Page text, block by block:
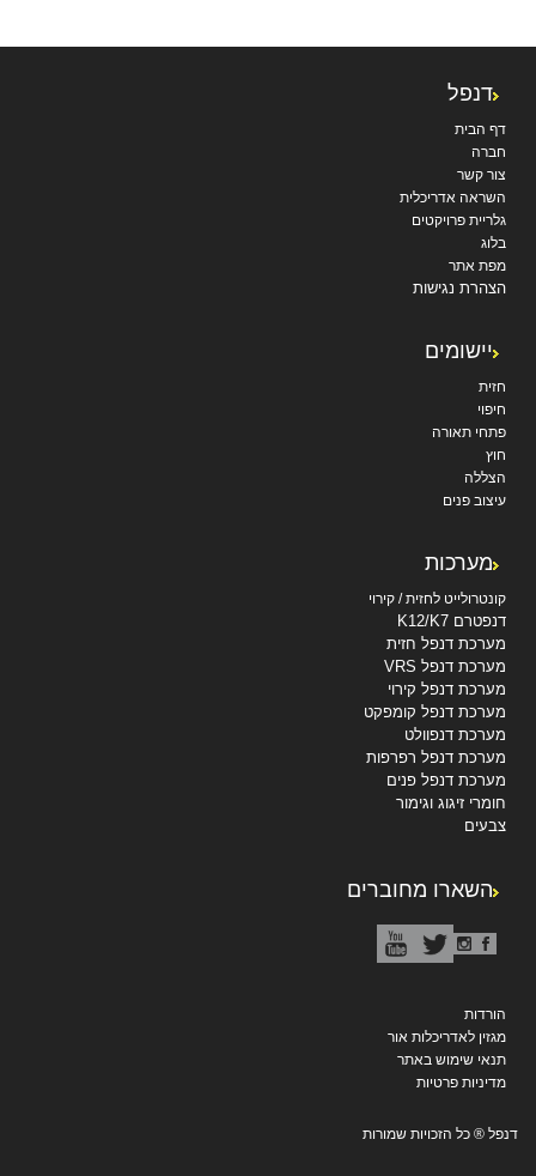
דנפל
דף הבית
חברה
צור קשר
השראה אדריכלית
גלריית פרויקטים
בלוג
מפת אתר
הצהרת נגישות
יישומים
חזית
חיפוי
פתחי תאורה
חוץ
הצללה
עיצוב פנים
מערכות
קונטרולייט לחזית / קירוי
דנפטרם K12/K7
מערכת דנפל חזית
מערכת דנפל VRS
מערכת דנפל קירוי
מערכת דנפל קומפקט
מערכת דנפוולט
מערכת דנפל רפרפות
מערכת דנפל פנים
חומרי זיגוג וגימור
צבעים
השארו מחוברים
הורדות
מגזין לאדריכלות אור
תנאי שימוש באתר
מדיניות פרטיות
דנפל ® כל הזכויות שמורות